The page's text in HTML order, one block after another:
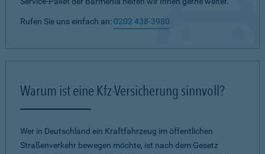
Rufen Sie uns einfach an: 0202 438-3980
Warum ist eine Kfz-Versicherung sinnvoll?
Wer in Deutschland ein Kraftfahrzeug im öffentlichen
Straßenverkehr bewegen möchte, ist nach dem Gesetz